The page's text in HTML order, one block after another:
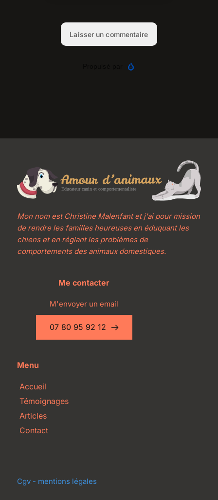
Mon nom est Christine Malenfant et j'ai pour mission
de rendre les familles heureuses en éduquant les
chiens et en réglant les problèmes de
comportements des animaux domestiques.
Me contacter
M'envoyer un email
07 80 95 92 12
Menu
Accueil
Témoignages
Articles
Contact
Cgv - mentions légales